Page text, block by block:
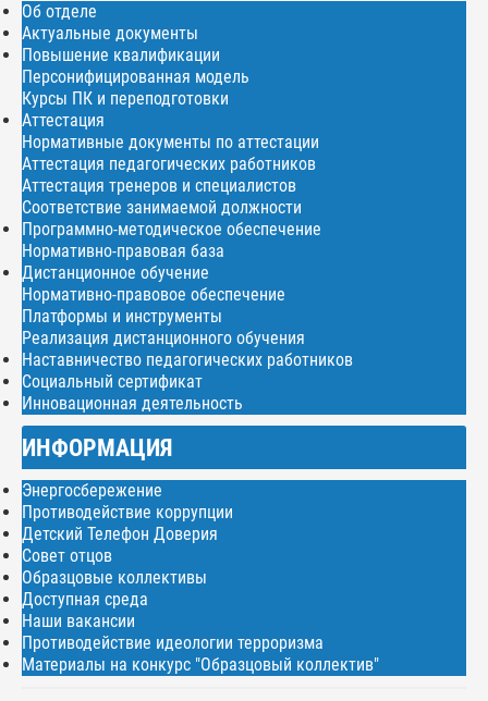
Об отделе
Актуальные документы
Повышение квалификации
Персонифицированная модель
Курсы ПК и переподготовки
Аттестация
Нормативные документы по аттестации
Аттестация педагогических работников
Аттестация тренеров и специалистов
Соответствие занимаемой должности
Программно-методическое обеспечение
Нормативно-правовая база
Дистанционное обучение
Нормативно-правовое обеспечение
Платформы и инструменты
Реализация дистанционного обучения
Наставничество педагогических работников
Социальный сертификат
Инновационная деятельность
ИНФОРМАЦИЯ
Энергосбережение
Противодействие коррупции
Детский Телефон Доверия
Совет отцов
Образцовые коллективы
Доступная среда
Наши вакансии
Противодействие идеологии терроризма
Материалы на конкурс "Образцовый коллектив"